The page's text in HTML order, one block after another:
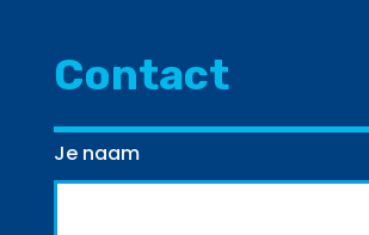
Contact
Je naam